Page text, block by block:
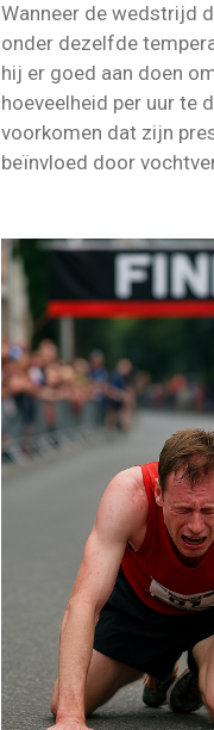
Wanneer de wedstrijd
onder dezelfde
hij er goed aan doen
hoeveelheid per uur te
voorkomen dat zijn
beïnvloed door